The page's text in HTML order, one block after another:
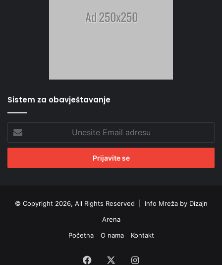
Sistem za obavještavanje
Email
adresu
© Copyright 2026, All Rights Reserved | Info Mreža by Dizajn
Arena
Početna
O nama Kontakt
Facebook Instagram